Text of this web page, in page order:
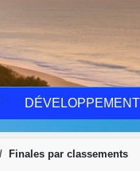
DÉVELOPPEMENT
Finales par classements